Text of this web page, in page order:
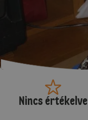
Nincs értékelve